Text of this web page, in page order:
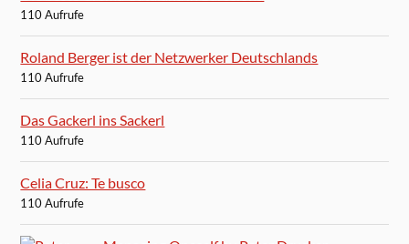
110 Aufrufe
Roland Berger ist der Netzwerker Deutschlands
110 Aufrufe
Das Gackerl ins Sackerl
110 Aufrufe
Celia Cruz: Te busco
110 Aufrufe